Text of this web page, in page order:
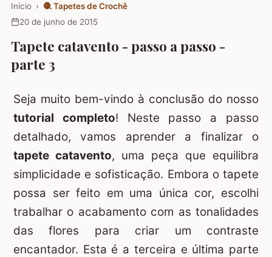
Início › 🧶 Tapetes de Crochê
20 de junho de 2015
Tapete catavento - passo a passo -
parte 3
Seja muito bem-vindo à conclusão do nosso
tutorial completo! Neste passo a passo
detalhado, vamos aprender a finalizar o
tapete catavento, uma peça que equilibra
simplicidade e sofisticação. Embora o tapete
possa ser feito em uma única cor, escolhi
trabalhar o acabamento com as tonalidades
das flores para criar um contraste
encantador. Esta é a terceira e última parte